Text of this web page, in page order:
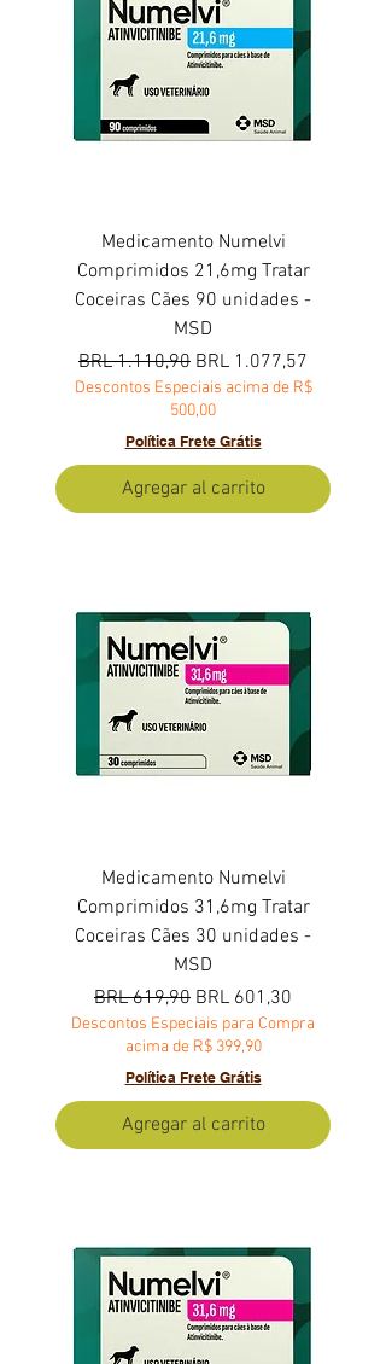
Medicamento Numelvi
Comprimidos 21,6mg Tratar
Coceiras Cães 90 unidades -
MSD
Precio
BRL 1.110,90 Precio de oferta
BRL 1.077,57
Descontos Especiais acima de R$
500,00
Política Frete Grátis
Agregar al carrito
Medicamento Numelvi
Comprimidos 31,6mg Tratar
Coceiras Cães 30 unidades -
MSD
Precio
BRL 619,90 Precio de oferta
BRL 601,30
Descontos Especiais para Compra
acima de R$ 399,90
Política Frete Grátis
Agregar al carrito